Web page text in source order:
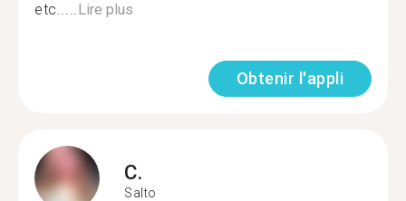
etc.....Lire plus
Obtenir l'appli
C.
Salto